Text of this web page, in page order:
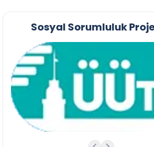
Sosyal Sorumluluk